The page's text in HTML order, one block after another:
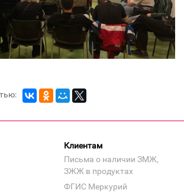
Клиентам
Письма о наличии ЗМЖ,
ЗЖЖ в продуктах
ФГИС Меркурий